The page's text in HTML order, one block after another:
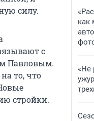
силу.
с
Павловым.
то, что
стройки.
как
«Не